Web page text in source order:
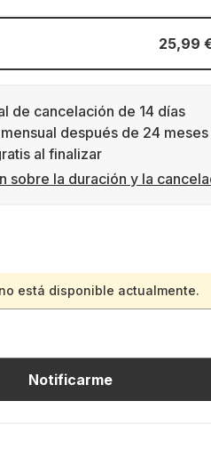
25,99
de cancelación de 14 días
después de 24 meses
al finalizar
sobre la duración y la
está disponible actualmente.
Notificarme